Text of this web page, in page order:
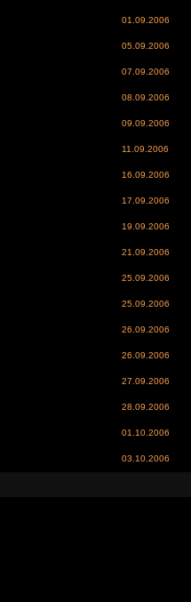
01.09.2006
05.09.2006
07.09.2006
08.09.2006
09.09.2006
11.09.2006
16.09.2006
17.09.2006
19.09.2006
21.09.2006
25.09.2006
25.09.2006
26.09.2006
26.09.2006
27.09.2006
28.09.2006
01.10.2006
03.10.2006